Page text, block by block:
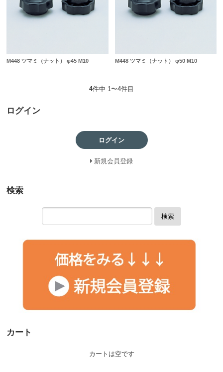
M448 ツマミ（ナット） φ45 M10 M448 ツマミ（ナット） φ50 M10
4件中 1〜4件目
ログイン
ログイン
新規会員登録
検索
検索
カート
カートは空です